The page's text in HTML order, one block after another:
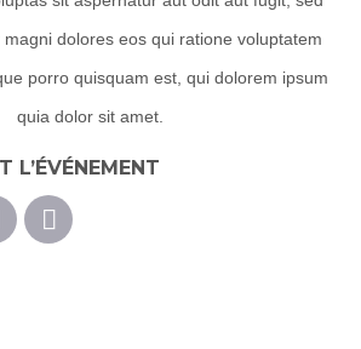
dolores eos qui ratione voluptatem
porro quisquam est, qui dolorem ipsum
quia dolor sit amet.
L’ÉVÉNEMENT